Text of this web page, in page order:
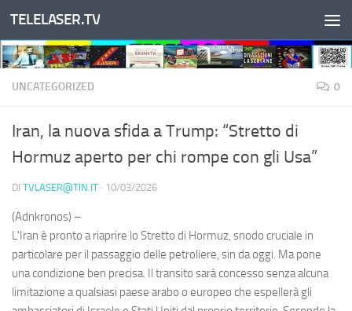
Salta al contenuto
TELELASER.TV
UNCATEGORIZED 0
Iran, la nuova sfida a Trump: “Stretto di
Hormuz aperto per chi rompe con gli Usa”
DI TVLASER@TIN.IT · 10/03/2026
(Adnkronos) –
L'Iran è pronto a riaprire lo Stretto di Hormuz, snodo cruciale in
particolare per il passaggio delle petroliere, sin da oggi. Ma pone
una condizione ben precisa. Il transito sarà concesso senza alcuna
limitazione a qualsiasi paese arabo o europeo che espellerà gli